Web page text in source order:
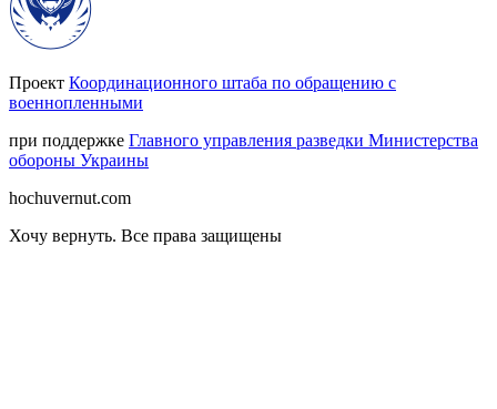
Проект Координационного штаба по обращению с
военнопленными
при поддержке Главного управления разведки Министерства
обороны Украины
hochuvernut.com
Хочу вернуть. Все права защищены